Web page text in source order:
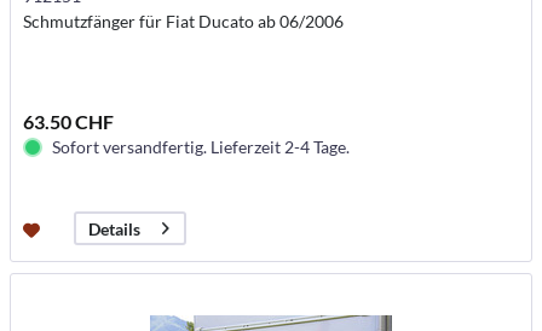
Schmutzfänger für Fiat Ducato ab 06/2006
63.50 CHF
Sofort versandfertig. Lieferzeit 2-4 Tage.
Details